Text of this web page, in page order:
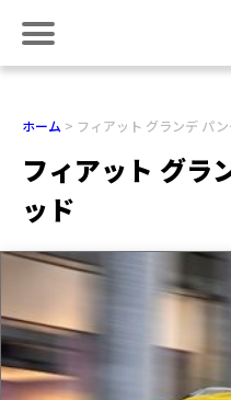
ホーム フィアット グランデ パ
フィアット グラ
ッド